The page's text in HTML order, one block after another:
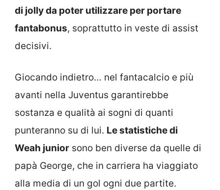
di jolly da poter utilizzare per portare
fantabonus, soprattutto in veste di assist
decisivi.
Giocando indietro… nel fantacalcio e più
avanti nella Juventus garantirebbe
sostanza e qualità ai sogni di quanti
punteranno su di lui. Le statistiche di
Weah junior sono ben diverse da quelle di
papà George, che in carriera ha viaggiato
alla media di un gol ogni due partite.